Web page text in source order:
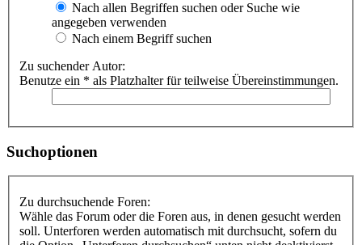
Nach allen Begriffen suchen oder Suche wie
angegeben verwenden
Nach einem Begriff suchen
Zu suchender Autor:
Benutze ein * als Platzhalter für teilweise Übereinstimmungen.
Suchoptionen
Zu durchsuchende Foren:
Wähle das Forum oder die Foren aus, in denen gesucht werden
soll. Unterforen werden automatisch mit durchsucht, sofern du